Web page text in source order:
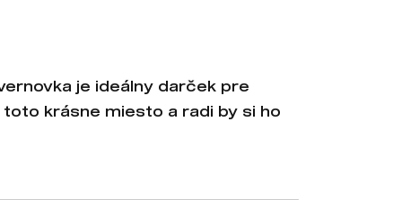
je ideálny darček pre
krásne miesto a radi by si ho